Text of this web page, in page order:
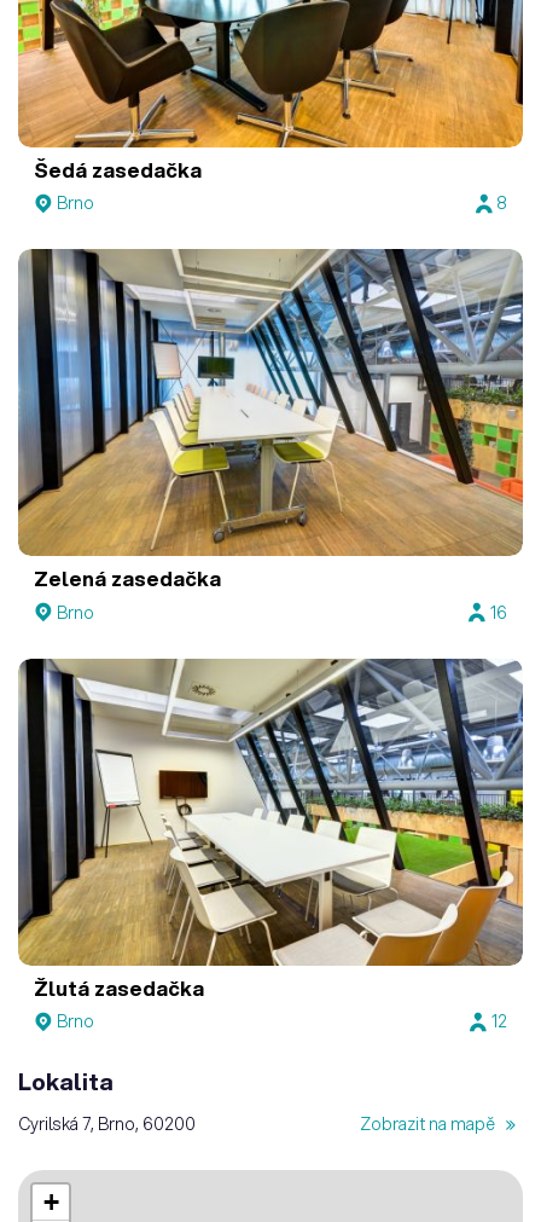
Šedá zasedačka
Brno 8
Zelená zasedačka
Brno 16
Žlutá zasedačka
Brno 12
Lokalita
Cyrilská 7, Brno, 60200 Zobrazit na mapě
+